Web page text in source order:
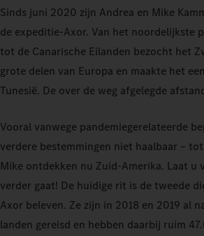
Sinds juni 2020 zijn Andrea en Mike
de expeditie‑Axor. Van het noordelijkste
tot de Canarische Eilanden bezocht het
grote delen van Europa en maakte het
Tunesië. De over de weg afgelegde
Vooral vanwege pandemiegerelateerde
verdere bestemmingen niet haalbaar –
Mike ontdekken nu Zuid-Amerika. Laat u
verder gaat! De huidige rit is de tweede
Axor beleven. Ze zijn in 2018 en 2019 al
landen gereisd en hebben daarbij ruim